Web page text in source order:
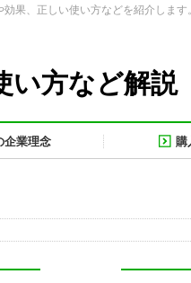
果、正しい使い方などを紹介しま
い方など解説
企業理念 購